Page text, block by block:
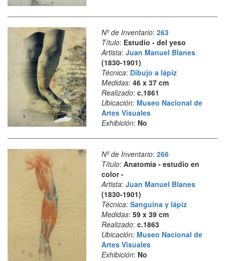
Nº de Inventario: 263
Título: Estudio - del yeso
Artista: Juan Manuel Blanes
(1830-1901)
Técnica: Dibujo a lápiz
Medidas: 46 x 37 cm
Realizado: c.1861
Ubicación: Museo Nacional de
Artes Visuales
Exhibición: No
Nº de Inventario: 266
Título: Anatomía - estudio en
color -
Artista: Juan Manuel Blanes
(1830-1901)
Técnica: Sanguina y lápiz
Medidas: 59 x 39 cm
Realizado: c.1863
Ubicación: Museo Nacional de
Artes Visuales
Exhibición: No